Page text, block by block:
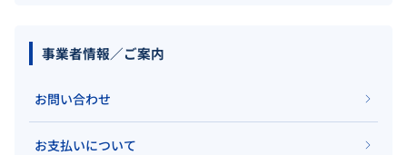
事業者情報／ご案内
お問い合わせ
お支払いについて